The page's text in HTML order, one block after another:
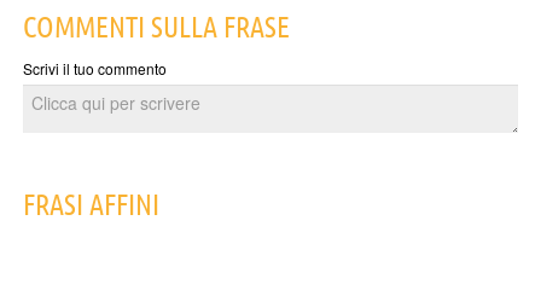
COMMENTI SULLA FRASE
Scrivi il tuo commento
FRASI AFFINI